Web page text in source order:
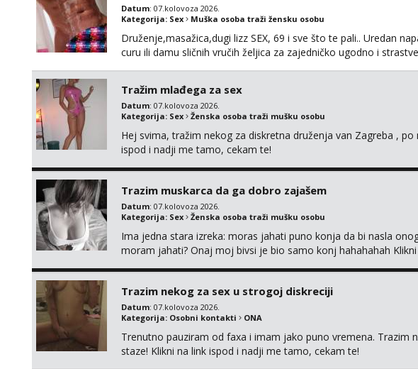
Datum: 07.kolovoza 2026.
Kategorija: Sex Muška osoba traži žensku osobu
Druženje,masažica,dugi lizz SEX, 69 i sve što te pali.. Uredan
curu ili damu sličnih vručih željica za zajedničko ugodno i
Tražim mlađega za sex
Datum: 07.kolovoza 2026.
Kategorija: Sex Ženska osoba traži mušku osobu
Hej svima, tražim nekog za diskretna druženja van Zagreba ,
ispod i nadji me tamo, cekam te!
Trazim muskarca da ga dobro zajašem
Datum: 07.kolovoza 2026.
Kategorija: Sex Ženska osoba traži mušku osobu
Ima jedna stara izreka: moras jahati puno konja da bi nasla
moram jahati? Onaj moj bivsi je bio samo konj hahahahah
Trazim nekog za sex u strogoj diskreciji
Datum: 07.kolovoza 2026.
Kategorija: Osobni kontakti ONA
Trenutno pauziram od faxa i imam jako puno vremena. Trazim
staze! Klikni na link ispod i nadji me tamo, cekam te!